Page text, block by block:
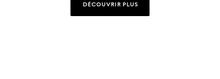
DÉCOUVRIR PLUS